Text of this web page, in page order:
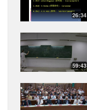
26:34
59:43